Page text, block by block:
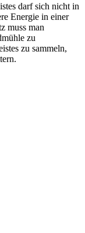
darf sich nicht in
Energie in einer
muss man
zu
zu sammeln,